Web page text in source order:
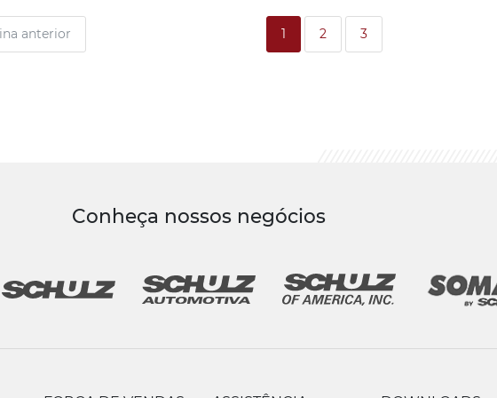
anterior 1 2 3
Conheça nossos negócios